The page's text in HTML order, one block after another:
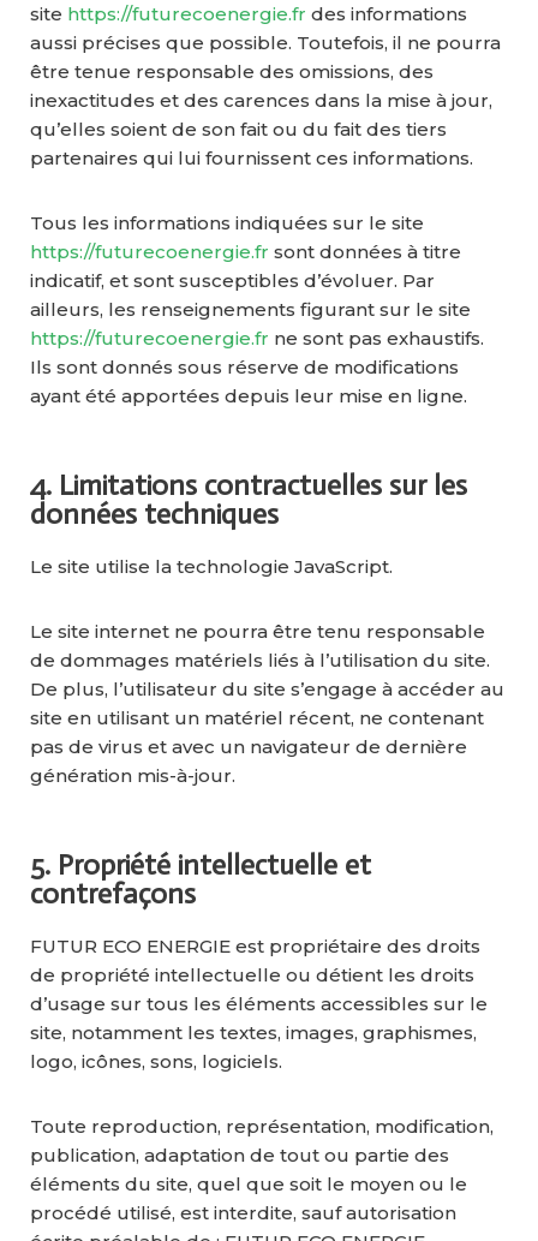
site https://futurecoenergie.fr des informations
aussi précises que possible. Toutefois, il ne pourra
être tenue responsable des omissions, des
inexactitudes et des carences dans la mise à jour,
qu’elles soient de son fait ou du fait des tiers
partenaires qui lui fournissent ces informations.
Tous les informations indiquées sur le site
https://futurecoenergie.fr sont données à titre
indicatif, et sont susceptibles d’évoluer. Par
ailleurs, les renseignements figurant sur le site
https://futurecoenergie.fr ne sont pas exhaustifs.
Ils sont donnés sous réserve de modifications
ayant été apportées depuis leur mise en ligne.
4. Limitations contractuelles sur les
données techniques
Le site utilise la technologie JavaScript.
Le site internet ne pourra être tenu responsable
de dommages matériels liés à l’utilisation du site.
De plus, l’utilisateur du site s’engage à accéder au
site en utilisant un matériel récent, ne contenant
pas de virus et avec un navigateur de dernière
génération mis-à-jour.
5. Propriété intellectuelle et
contrefaçons
FUTUR ECO ENERGIE est propriétaire des droits
de propriété intellectuelle ou détient les droits
d’usage sur tous les éléments accessibles sur le
site, notamment les textes, images, graphismes,
logo, icônes, sons, logiciels.
Toute reproduction, représentation, modification,
publication, adaptation de tout ou partie des
éléments du site, quel que soit le moyen ou le
procédé utilisé, est interdite, sauf autorisation